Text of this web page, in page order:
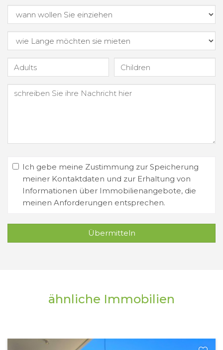
Ich gebe meine Zustimmung zur Speicherung
meiner Kontaktdaten und zur Erhaltung von
Informationen über Immobilienangebote, die
meinen Anforderungen entsprechen.
Übermitteln
ähnliche Immobilien